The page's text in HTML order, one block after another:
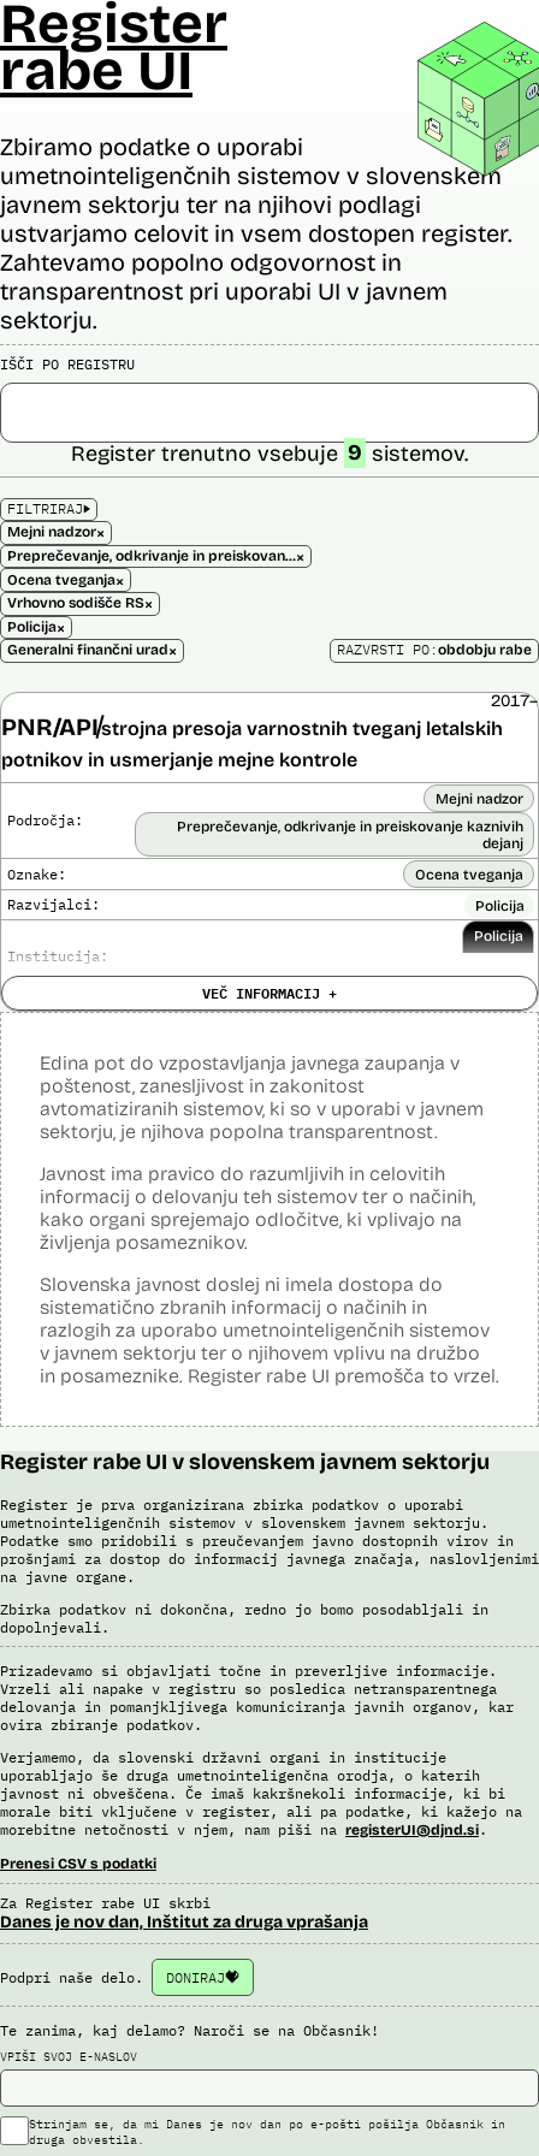
Register
rabe UI
Zbiramo podatke o uporabi
umetnointeligenčnih sistemov v slovenskem
javnem sektorju ter na njihovi podlagi
ustvarjamo celovit in vsem dostopen register.
Zahtevamo popolno odgovornost in
transparentnost pri uporabi UI v javnem
sektorju.
IŠČI PO REGISTRU
FILTRIRAJ
Mejni nadzor×
Preprečevanje, odkrivanje in preiskovanje kaznivih dejanj×
Ocena tveganja×
Vrhovno sodišče RS×
Policija×
Generalni finančni urad×
Register trenutno vsebuje 9 sistemov.
RAZVRSTI PO:obdobju rabe
PNR/APIstrojna presoja varnostnih tveganj letalskih
potnikov in usmerjanje mejne kontrole
2017–
Področja:
Mejni nadzor
Preprečevanje, odkrivanje in preiskovanje kaznivih
dejanj
Oznake: Ocena tveganja
Razvijalci: Policija
Institucija:
Policija
Cena: Neznana ?
Analiza učinka na osebne podatke opravljena:
Posodobljeno: 3. december 2024
Sistem avtomatizirano zbira, obdeluje, presoja varnostna tveganja ter
evidence potnikov iz sistema rezervacij letalskih vozovnic. Po
avtomatiziranem preverjanju podatkov PNR (Passenger Name
Record) in API (Advanced Passenger Information) v primeru ujemanja
v evidencah policije, SIS in Interpola poda rezultat v obliki "zadetek oz.
ni zadetka" z navedbo sklopa evidenc, v katerih je prišlo do ujemanja,
ter navedbo, ali se ujemanje nanaša na podatke o osebi ali na
podatke o potovalnem dokumentu. V primeru ujemanja poda tudi
podatke, na podlagi katerih je prišlo do ujemanja med preverjenimi
podatki in ocenjevalnimi merili.
Ocenjevalna merila so oblikovana z analitično obdelavo podatkov, pri
čemer se oblikujejo indikatorji tveganja, ki predstavljajo posamezne
predstavljajo specifične potovalne vzorce storilcev terorističnih in
omogočajo usmerjeno delo policije in drugih pristojnih organov na
na utemeljene razloge v posamičnem primeru posreduje podatke
potnikov, prijavljenih na let, oziroma podatke potnikov iz sistema
rezervacij letalskih vozovnic oziroma rezultate njihove obdelave
drugim enotam policije.
pri avtomatizirani obdelavi podatkov ter varnostna tveganja
posamično pregledajo še z neavtomatiziranimi sredstvi.
Sistem uporablja sledeče vire podatkov: Evidenca potnikov,
prijavljenih na let, Evidenca potnikov iz sistema rezervacij letalskih
vozovnic, Evidence policije, Schengenskega informacijskega sistema,
Interpola.
Viri:
Brošura 60 let informacijsko telekomunikacijskega sistema policije
Odgovor na zahtevek za informacije javnega značaja
VEČ INFORMACIJ +
Edina pot do vzpostavljanja javnega zaupanja v
poštenost, zanesljivost in zakonitost
avtomatiziranih sistemov, ki so v uporabi v javnem
sektorju, je njihova popolna transparentnost.
Javnost ima pravico do razumljivih in celovitih
informacij o delovanju teh sistemov ter o načinih,
kako organi sprejemajo odločitve, ki vplivajo na
življenja posameznikov.
Slovenska javnost doslej ni imela dostopa do
sistematično zbranih informacij o načinih in
razlogih za uporabo umetnointeligenčnih sistemov
v javnem sektorju ter o njihovem vplivu na družbo
in posameznike. Register rabe UI premošča to vrzel.
Register rabe UI v slovenskem javnem sektorju
Register je prva organizirana zbirka podatkov o uporabi
umetnointeligenčnih sistemov v slovenskem javnem sektorju.
Podatke smo pridobili s preučevanjem javno dostopnih virov in
prošnjami za dostop do informacij javnega značaja, naslovljenimi
na javne organe.
Zbirka podatkov ni dokončna, redno jo bomo posodabljali in
dopolnjevali.
Prizadevamo si objavljati točne in preverljive informacije.
Vrzeli ali napake v registru so posledica netransparentnega
delovanja in pomanjkljivega komuniciranja javnih organov, kar
ovira zbiranje podatkov.
Verjamemo, da slovenski državni organi in institucije
uporabljajo še druga umetnointeligenčna orodja, o katerih
javnost ni obveščena. Če imaš kakršnekoli informacije, ki bi
morale biti vključene v register, ali pa podatke, ki kažejo na
morebitne netočnosti v njem, nam piši na registerUI@djnd.si.
Prenesi CSV s podatki
Za Register rabe UI skrbi
Danes je nov dan, Inštitut za druga vprašanja
Podpri naše delo. DONIRAJ
Te zanima, kaj delamo? Naroči se na Občasnik!
VPIŠI SVOJ E-NASLOV
Strinjam se, da mi Danes je nov dan po e-pošti pošilja Občasnik in
druga obvestila.